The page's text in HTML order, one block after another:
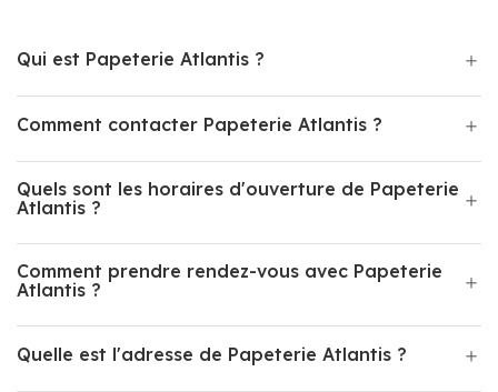
Qui est Papeterie Atlantis ?
Comment contacter Papeterie Atlantis ?
Quels sont les horaires d'ouverture de Papeterie
Atlantis ?
Comment prendre rendez-vous avec Papeterie
Atlantis ?
Quelle est l'adresse de Papeterie Atlantis ?